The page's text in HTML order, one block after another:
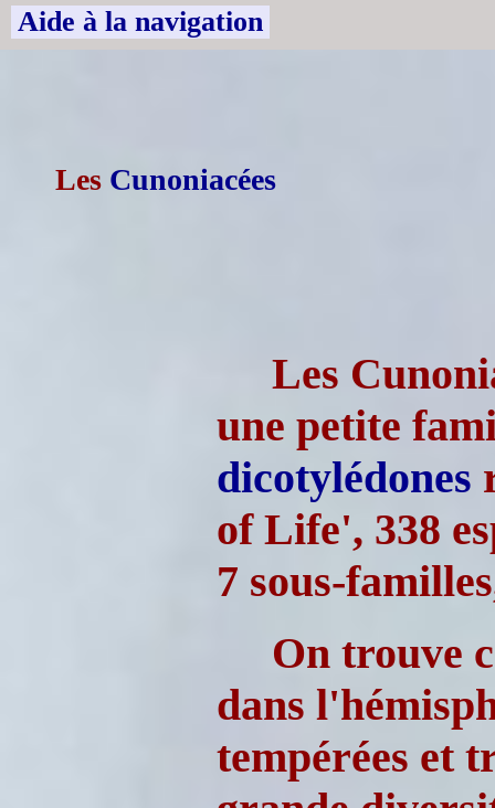
Aide à la navigation
Les Cunoniacées
Les
une petite
dicotylédones
of Life', 338
7 sous-
On trouve
dans
tempérées et